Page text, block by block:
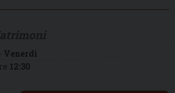
- Venerdì
12:30